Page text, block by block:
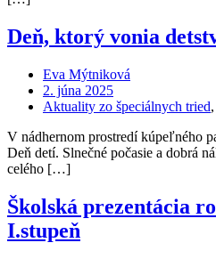
Deň, ktorý vonia
Eva Mýtniková
2. júna 2025
Aktuality zo špeciálnych tried,
V nádhernom prostredí kúpeľného
Deň detí. Slnečné počasie a dobrá
celého […]
Školská prezentácia
I.stupeň